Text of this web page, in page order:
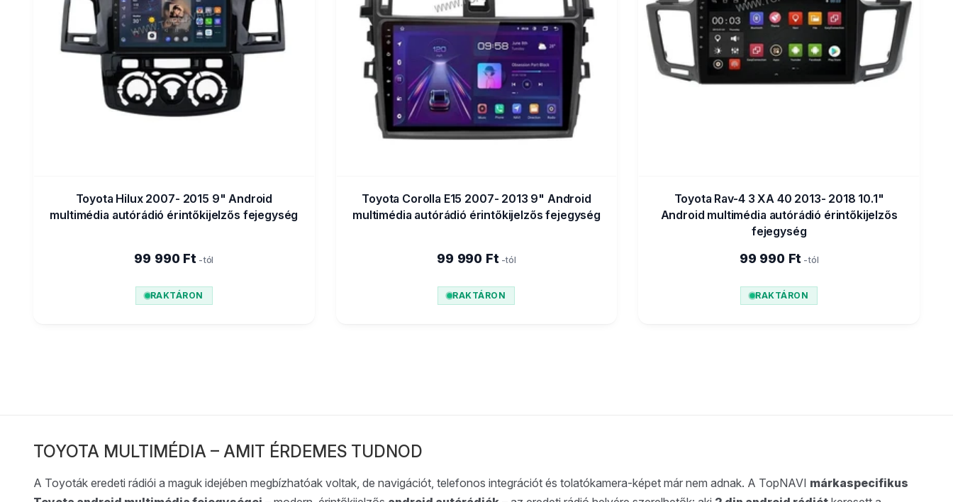
Toyota Hilux 2007- 2015 9" Android
multimédia autórádió érintőkijelzős fejegység
99 990 Ft -tól
RAKTÁRON
Toyota Corolla E15 2007- 2013 9" Android
multimédia autórádió érintőkijelzős fejegység
99 990 Ft -tól
RAKTÁRON
Toyota Rav-4 3 XA 40 2013- 2018 10.1"
Android multimédia autórádió érintőkijelzős
fejegység
99 990 Ft -tól
RAKTÁRON
TOYOTA MULTIMÉDIA – AMIT ÉRDEMES TUDNOD
A Toyoták eredeti rádiói a maguk idejében megbízhatóak voltak, de navigációt, telefonos integrációt és tolatókamera-képet már nem adnak. A TopNAVI márkaspecifikus